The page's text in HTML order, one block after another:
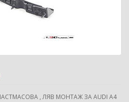
, ЛЯВ МОНТАЖ ЗА AUDI A4